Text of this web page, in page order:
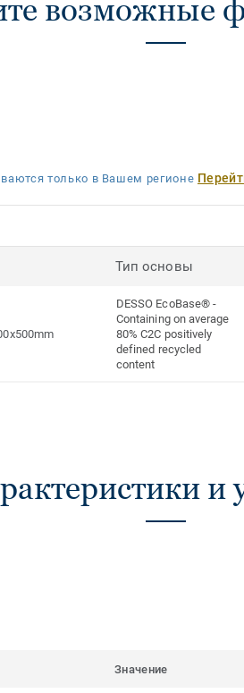
возможные
только в Вашем регионе
Тип основы
DESSO EcoBase® -
Containing on average
80% C2C positively
defined recycled
content
и
Значение